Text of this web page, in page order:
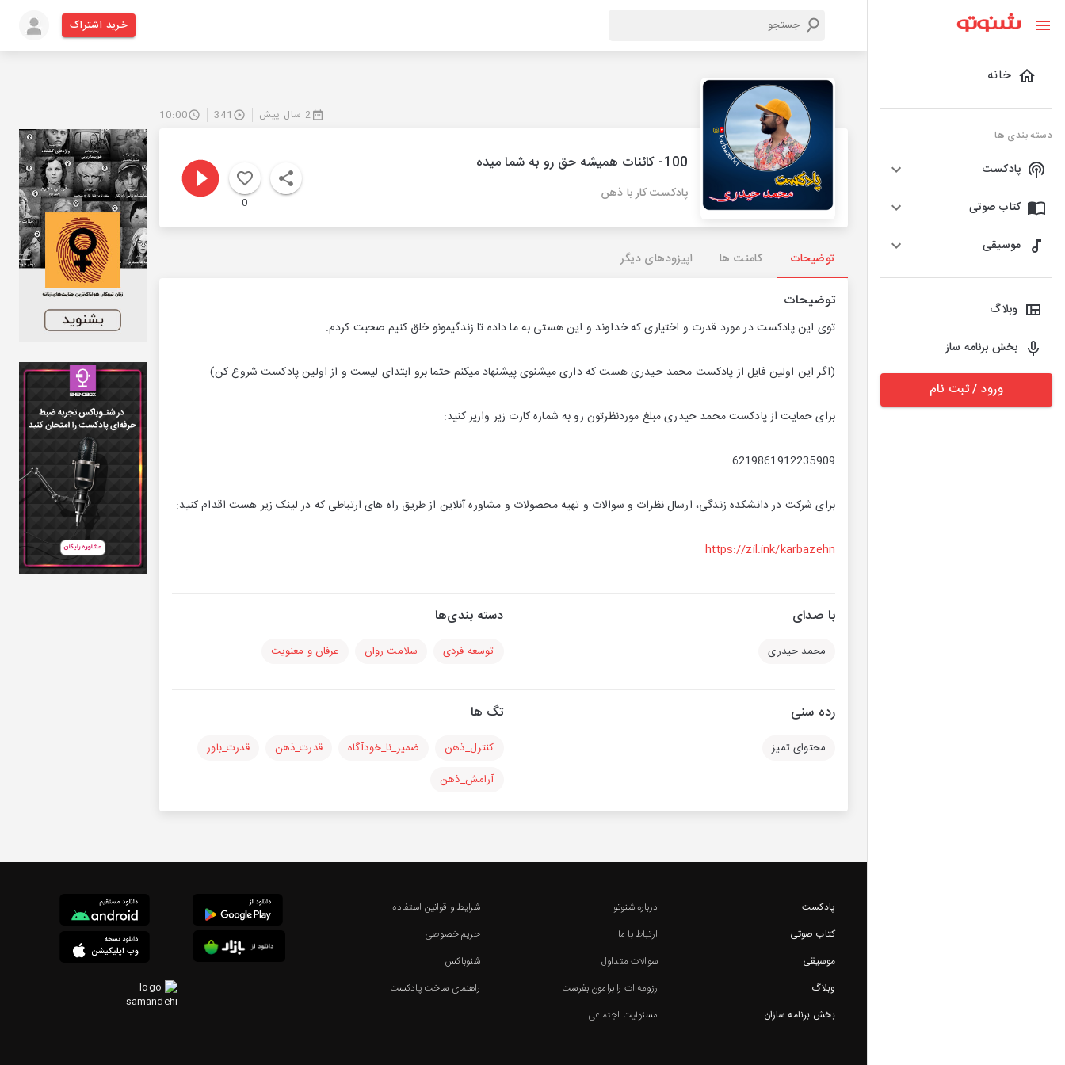
خانه
دسته بندی ها
پادکست
کتاب صوتی
موسیقی
وبلاگ
بخش برنامه ساز
ورود / ثبت نام
خرید اشتراک
2 سال پیش 341
10:00
100- کائنات همیشه حق رو به شما میده
پادکست کار با ذهن
0
توضیحات کامنت ها اپیزودهای دیگر
توضیحات
توی این پادکست در مورد قدرت و اختیاری که خداوند و این هستی به ما داده تا زندگیمونو خلق کنیم صحبت کردم.
(اگر این اولین فایل از پادکست محمد حیدری هست که داری میشنوی پیشنهاد میکنم حتما برو ابتدای لیست و از اولین پادکست شروع کن)
برای حمایت از پادکست محمد حیدری مبلغ موردنظرتون رو به شماره کارت زیر واریز کنید:
6219861912235909
برای شرکت در دانشکده زندگی، ارسال نظرات و سوالات و تهیه محصولات و مشاوره آنلاین از طریق راه های ارتباطی که در لینک زیر هست اقدام کنید:
https://zil.ink/karbazehn
با صدای
محمد حیدری
دسته بندی‌ها
توسعه فردی سلامت روان عرفان و معنویت
رده سنی
محتوای تمیز
تگ ها
کنترل_ذهن ضمیر_نا_خودآگاه قدرت_ذهن
قدرت_باور
آرامش_ذهن
پادکست
کتاب صوتی
موسیقی
وبلاگ
بخش برنامه سازان
درباره شنوتو
ارتباط با ما
سوالات متداول
رزومه ات را برامون بفرست
مسئولیت اجتماعی
شرایط و قوانین استفاده
حریم خصوصی
شنوباکس
راهنمای ساخت پادکست